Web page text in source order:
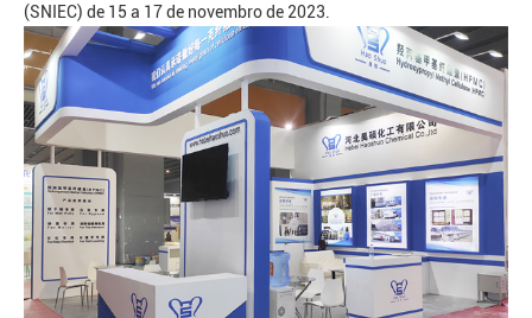
(SNIEC) de 15 a 17 de novembro de 2023.